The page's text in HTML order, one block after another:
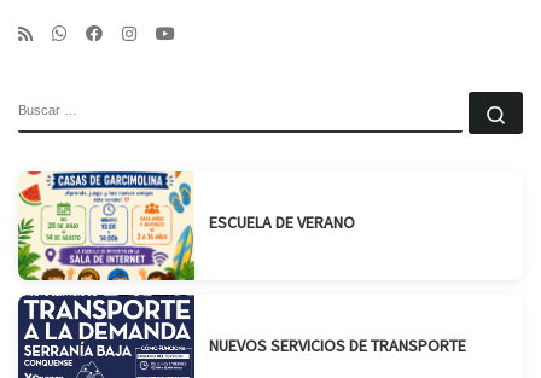
ESCUELA DE VERANO
NUEVOS SERVICIOS DE TRANSPORTE